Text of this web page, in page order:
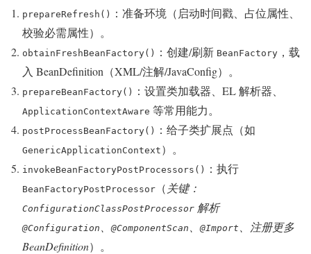
prepareRefresh()
：准备环境（启动时间戳、占位属性、
校验必需属性）。
obtainFreshBeanFactory() ：创建/刷新 BeanFactory ，载
入 BeanDefinition（XML/注解/JavaConfig）。
prepareBeanFactory() ：设置类加载器、EL 解析器、
ApplicationContextAware 等常用能力。
postProcessBeanFactory() ：给子类扩展点（如
GenericApplicationContext ）。
invokeBeanFactoryPostProcessors() ：执行
BeanFactoryPostProcessor （关键：
ConfigurationClassPostProcessor 解析
@Configuration 、@ComponentScan 、@Import 、注册更多
BeanDefinition）。